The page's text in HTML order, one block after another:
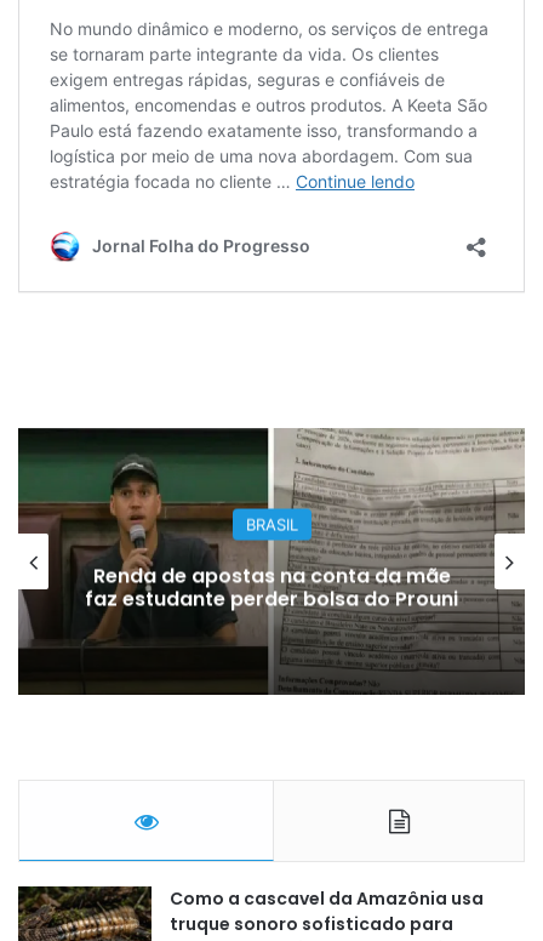
BRASIL
Renda de apostas na conta da mãe
faz estudante perder bolsa do Prouni
Como a cascavel da Amazônia usa
truque sonoro sofisticado para